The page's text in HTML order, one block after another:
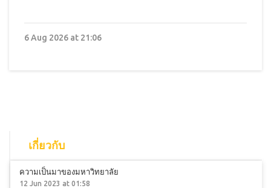
6 Aug 2026 at 21:06
เกี่ยวกับ
ความเป็นมาของมหาวิทยาลัย
12 Jun 2023 at 01:58